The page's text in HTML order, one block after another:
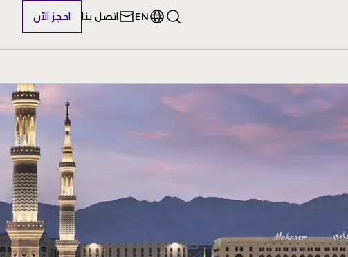
EN اتصل بنا احجز الآن